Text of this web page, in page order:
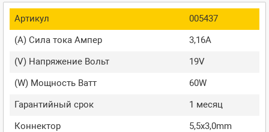
Артикул
005437
(A) Сила тока Ампер
3,16A
(V) Напряжение Вольт
19V
(W) Мощность Ватт
60W
Гарантийный срок
1 месяц
Коннектор
5,5x3,0mm